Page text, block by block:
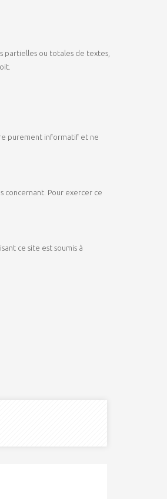
partielles ou totales de textes,
purement informatif et ne
concernant. Pour exercer ce
ce site est soumis à